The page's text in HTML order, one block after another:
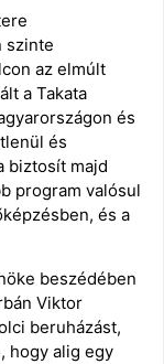
szinte
az elmúlt
a Takata
és
és
biztosít majd
program valósul
és a
beszédében
Viktor
beruházást,
hogy alig egy